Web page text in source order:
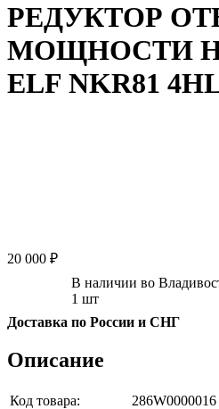
РЕДУКТОР
МОЩНОСТИ
ELF NKR81
20 000 ₽
В наличии во
1 шт
Доставка по России и СНГ
Описание
Код товара:
286W0000016